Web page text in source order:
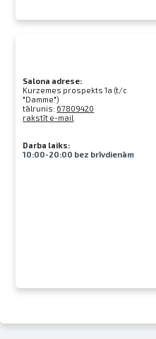
Salona adrese:
Kurzemes prospekts 1a (t/c
"Damme")
tālrunis: 67809420
rakstīt e-mail
Darba laiks:
10:00-20:00 bez brīvdienām